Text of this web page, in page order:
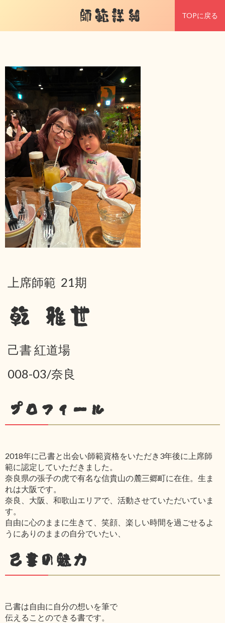
師範詳細 TOPに戻る
上席師範 21期
乾 雅世
己書 紅道場
008-03/奈良
プロフィール
2018年に己書と出会い師範資格をいただき3年後に上席師
範に認定していただきました。
奈良県の張子の虎で有名な信貴山の麓三郷町に在住。生ま
れは大阪です。
奈良、大阪、和歌山エリアで、活動させていただいていま
す。
自由に心のままに生きて、笑顔、楽しい時間を過ごせるよ
うにありのままの自分でいたい、
己書の魅力
己書は自由に自分の想いを筆で
伝えることのできる書です。